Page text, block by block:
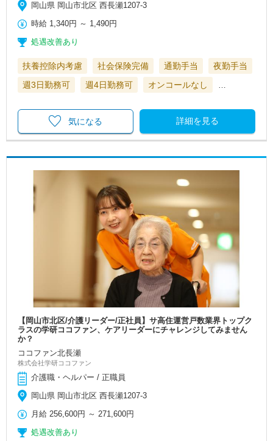
岡山県 岡山市北区 西長瀬1207-3
時給 1,340円 ～ 1,490円
処遇改善あり
扶養控除内考慮 社会保険完備 通勤手当
夜勤手当
週3日勤務可
週4日勤務可 オンコールなし …
詳細を見る
気になる
【岡山市北区/介護リーダー/正社員】サ高住運営戸数業界トップク
ラスの学研ココファン、ケアリーダーにチャレンジしてみません
か？
ココファン北長瀬
株式会社学研ココファン
介護職・ヘルパー / 正職員
岡山県 岡山市北区 西長瀬1207-3
月給 256,600円 ～271,600円
処遇改善あり